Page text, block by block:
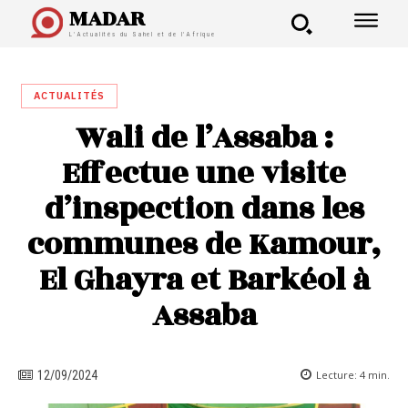
MADAR
L'Actualités du Sahel et de l'Afrique
ACTUALITÉS
Wali de l’Assaba :
Effectue une visite
d’inspection dans les
communes de Kamour,
El Ghayra et Barkéol à
Assaba
12/09/2024 Lecture: 4 min.